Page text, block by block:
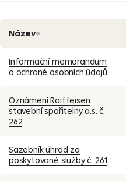
Dokumenty a sazebníky
Formuláře pro fyzické
Povinně uveřejňované
Sdělení stavební
Pojištění úvěru (1)
Název
Informační memorandum
o ochraně osobních údajů
Oznámení Raiffeisen
stavební spořitelny a.s. č.
262
Sazebník úhrad za
poskytované služby č. 261